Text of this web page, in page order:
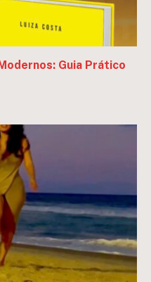
Guia Prático